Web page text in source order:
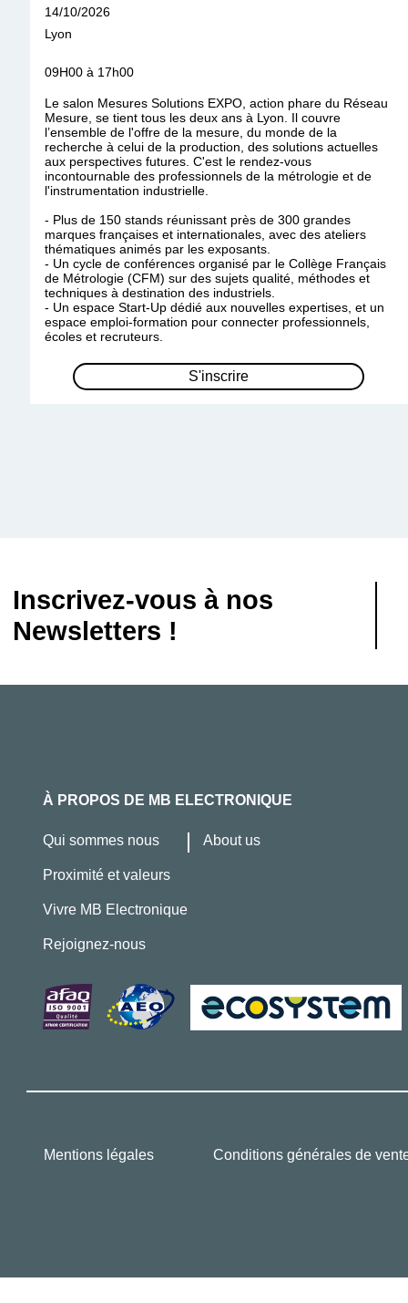
14/10/2026
Lyon
09H00 à 17h00
Le salon Mesures Solutions EXPO, action phare du Réseau
Mesure, se tient tous les deux ans à Lyon. Il couvre
l’ensemble de l'offre de la mesure, du monde de la
recherche à celui de la production, des solutions actuelles
aux perspectives futures. C'est le rendez-vous
incontournable des professionnels de la métrologie et de
l'instrumentation industrielle.
- Plus de 150 stands réunissant près de 300 grandes
marques françaises et internationales, avec des ateliers
thématiques animés par les exposants.
- Un cycle de conférences organisé par le Collège Français
de Métrologie (CFM) sur des sujets qualité, méthodes et
techniques à destination des industriels.
- Un espace Start-Up dédié aux nouvelles expertises, et un
espace emploi-formation pour connecter professionnels,
écoles et recruteurs.
S'inscrire
Inscrivez-vous à nos
Newsletters !
À PROPOS DE MB ELECTRONIQUE
Qui sommes nous About us
Proximité et valeurs
Vivre MB Electronique
Rejoignez-nous
Mentions légales Conditions générales de